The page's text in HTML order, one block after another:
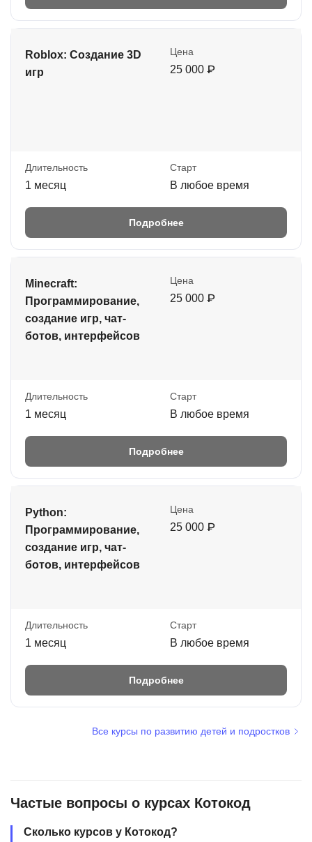
Roblox: Создание 3D
игр
Цена
25 000 ₽
Длительность
1 месяц
Старт
В любое время
Подробнее
Minecraft:
Программирование,
создание игр, чат-
ботов, интерфейсов
Цена
25 000 ₽
Длительность
1 месяц
Старт
В любое время
Подробнее
Python:
Программирование,
создание игр, чат-
ботов, интерфейсов
Цена
25 000 ₽
Длительность
1 месяц
Старт
В любое время
Подробнее
Все курсы по развитию детей и подростков
Частые вопросы о курсах Котокод
Сколько курсов у Котокод?